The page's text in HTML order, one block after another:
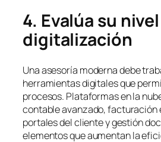
4. Evalúa su
digitalización
Una asesoría moderna debe
herramientas digitales que
procesos. Plataformas en la
contable avanzado, facturación
portales del cliente y gestión
elementos que aumentan la